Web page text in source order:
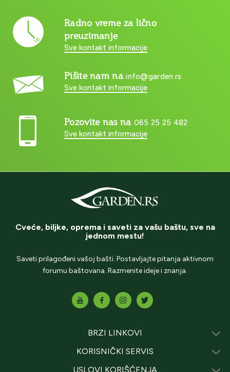
Radno vreme za lično
preuzimanje
Sve kontakt informacije
Pišite nam nainfo@garden.rs
Sve kontakt informacije
Pozovite nas na 065 25 25 482
Sve kontakt informacije
Cveće, biljke, oprema i saveti za vašu baštu, sve na
jednom mestu!
Saveti prilagođeni vašoj bašti. Postavljajte pitanja aktivnom
forumu baštovana. Razmenite ideje i znanja.
BRZI LINKOVI
KORISNIČKI SERVIS
USLOVI KORIŠĆENJA